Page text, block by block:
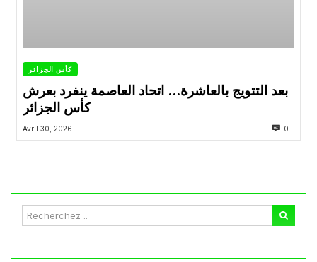
كأس الجزائر
بعد التتويج بالعاشرة… اتحاد العاصمة ينفرد بعرش
كأس الجزائر
Avril 30, 2026 0